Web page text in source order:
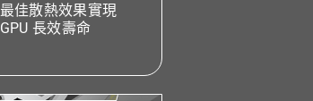
最佳散熱效果實現
GPU 長效壽命